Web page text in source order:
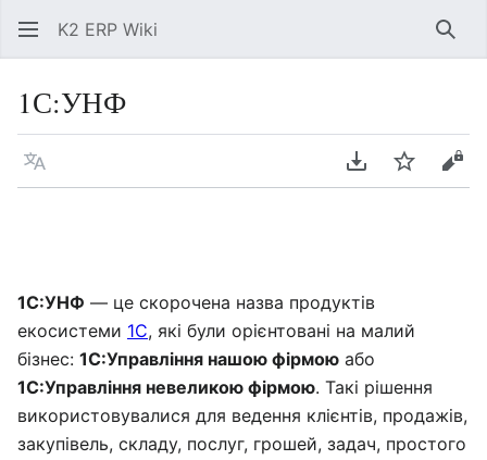
K2 ERP Wiki
1С:УНФ
Мова Завантажити
1С:УНФ — це скорочена назва продуктів
екосистеми 1С, які були орієнтовані на малий
бізнес: 1С:Управління нашою фірмою або
1С:Управління невеликою фірмою. Такі рішення
використовувалися для ведення клієнтів, продажів,
закупівель, складу, послуг, грошей, задач, простого